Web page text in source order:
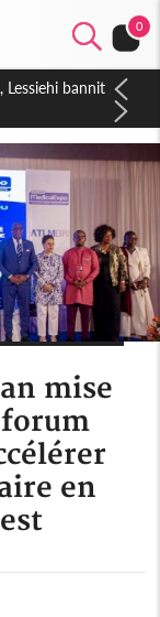
0
contre les
mise
en